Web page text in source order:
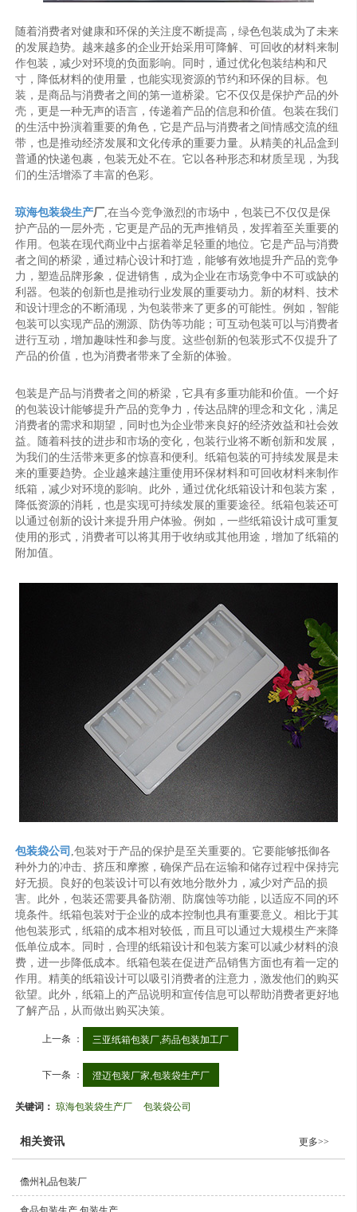
随着消费者对健康和环保的关注度不断提高，绿色包装成为了未来
的发展趋势。越来越多的企业开始采用可降解、可回收的材料来制
作包装，减少对环境的负面影响。同时，通过优化包装结构和尺
寸，降低材料的使用量，也能实现资源的节约和环保的目标。包
装，是商品与消费者之间的第一道桥梁。它不仅仅是保护产品的外
壳，更是一种无声的语言，传递着产品的信息和价值。包装在我们
的生活中扮演着重要的角色，它是产品与消费者之间情感交流的纽
带，也是推动经济发展和文化传承的重要力量。从精美的礼品盒到
普通的快递包裹，包装无处不在。它以各种形态和材质呈现，为我
们的生活增添了丰富的色彩。
琼海包装袋生产厂 ,在当今竞争激烈的市场中，包装已不仅仅是保
护产品的一层外壳，它更是产品的无声推销员，发挥着至关重要的
作用。包装在现代商业中占据着举足轻重的地位。它是产品与消费
者之间的桥梁，通过精心设计和打造，能够有效地提升产品的竞争
力，塑造品牌形象，促进销售，成为企业在市场竞争中不可或缺的
利器。包装的创新也是推动行业发展的重要动力。新的材料、技术
和设计理念的不断涌现，为包装带来了更多的可能性。例如，智能
包装可以实现产品的溯源、防伪等功能；可互动包装可以与消费者
进行互动，增加趣味性和参与度。这些创新的包装形式不仅提升了
产品的价值，也为消费者带来了全新的体验。
包装是产品与消费者之间的桥梁，它具有多重功能和价值。一个好
的包装设计能够提升产品的竞争力，传达品牌的理念和文化，满足
消费者的需求和期望，同时也为企业带来良好的经济效益和社会效
益。随着科技的进步和市场的变化，包装行业将不断创新和发展，
为我们的生活带来更多的惊喜和便利。纸箱包装的可持续发展是未
来的重要趋势。企业越来越注重使用环保材料和可回收材料来制作
纸箱，减少对环境的影响。此外，通过优化纸箱设计和包装方案，
降低资源的消耗，也是实现可持续发展的重要途径。纸箱包装还可
以通过创新的设计来提升用户体验。例如，一些纸箱设计成可重复
使用的形式，消费者可以将其用于收纳或其他用途，增加了纸箱的
附加值。
包装袋公司 ,包装对于产品的保护是至关重要的。它要能够抵御各
种外力的冲击、挤压和摩擦，确保产品在运输和储存过程中保持完
好无损。良好的包装设计可以有效地分散外力，减少对产品的损
害。此外，包装还需要具备防潮、防腐蚀等功能，以适应不同的环
境条件。纸箱包装对于企业的成本控制也具有重要意义。相比于其
他包装形式，纸箱的成本相对较低，而且可以通过大规模生产来降
低单位成本。同时，合理的纸箱设计和包装方案可以减少材料的浪
费，进一步降低成本。纸箱包装在促进产品销售方面也有着一定的
作用。精美的纸箱设计可以吸引消费者的注意力，激发他们的购买
欲望。此外，纸箱上的产品说明和宣传信息可以帮助消费者更好地
了解产品，从而做出购买决策。
上一条 ： 三亚纸箱包装厂,药品包装加工厂
下一条 ： 澄迈包装厂家,包装袋生产厂
关键词：琼海包装袋生产厂 包装袋公司
相关资讯 更多>>
儋州礼品包装厂